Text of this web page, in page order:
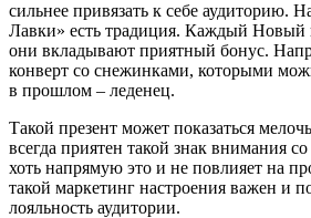
сильнее привязать к себе аудиторию.
Лавки» есть традиция. Каждый Новый
они вкладывают приятный бонус.
конверт со снежинками, которыми
в прошлом – леденец.
Такой презент может показаться
всегда приятен такой знак внимания
хоть напрямую это и не повлияет на
такой маркетинг настроения важен и
лояльность аудитории.